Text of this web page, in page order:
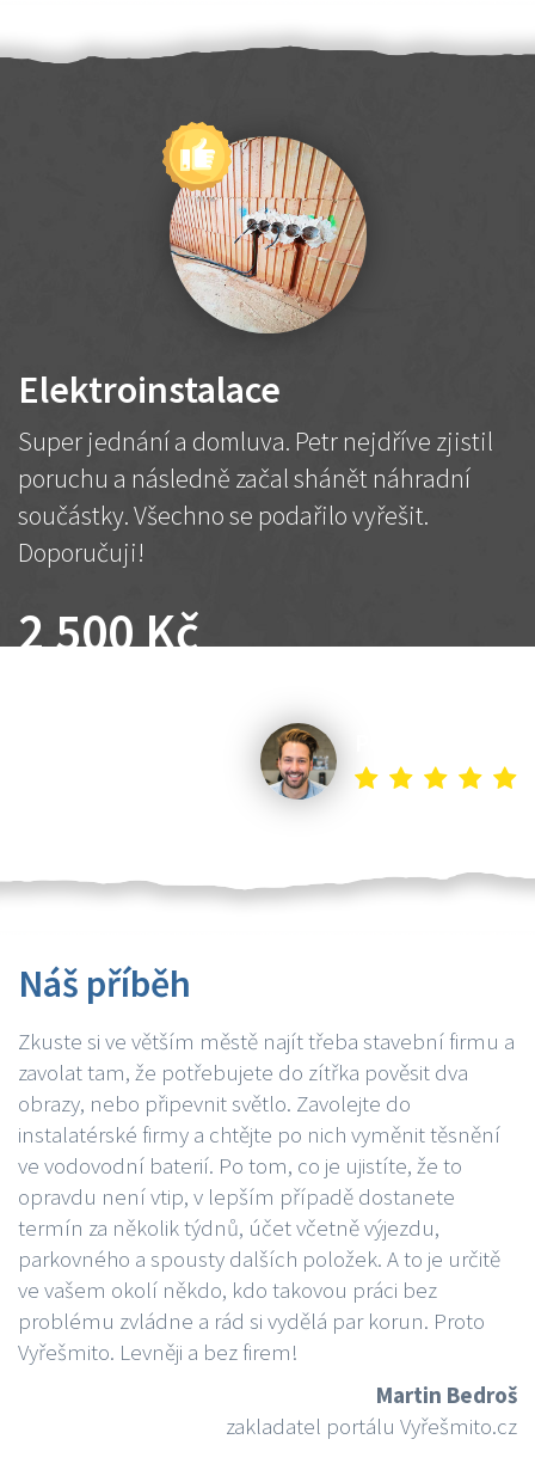
Elektroinstalace
Super jednání a domluva. Petr nejdříve zjistil
poruchu a následně začal shánět náhradní
součástky. Všechno se podařilo vyřešit.
Doporučuji!
2 500 Kč
Náš příběh
Zkuste si ve větším městě najít třeba stavební firmu a
zavolat tam, že potřebujete do zítřka pověsit dva
obrazy, nebo připevnit světlo. Zavolejte do
instalatérské firmy a chtějte po nich vyměnit těsnění
ve vodovodní baterií. Po tom, co je ujistíte, že to
opravdu není vtip, v lepším případě dostanete
termín za několik týdnů, účet včetně výjezdu,
parkovného a spousty dalších položek. A to je určitě
ve vašem okolí někdo, kdo takovou práci bez
problému zvládne a rád si vydělá par korun. Proto
Vyřešmito. Levněji a bez firem!
Martin Bedroš
zakladatel portálu Vyřešmito.cz